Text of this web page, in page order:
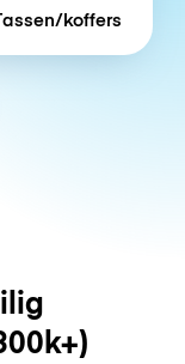
of bags koffers